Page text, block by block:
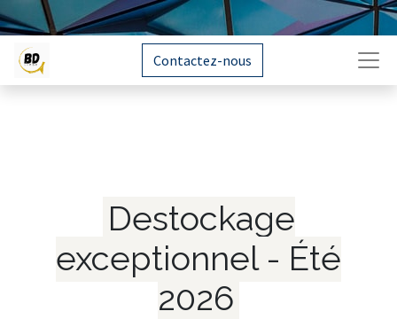
Contactez-nous
Destockage
exceptionnel - Été
2026